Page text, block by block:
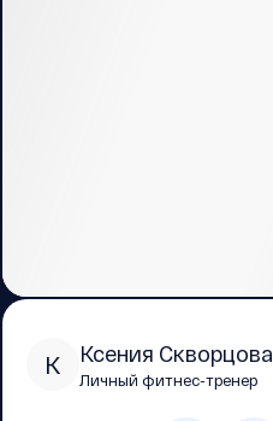
К Ксения Скворцова
Личный фитнес-тренер